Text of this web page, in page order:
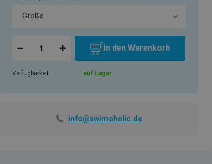
In den Warenkorb
Verfügbarkeit: auf Lager
info@swimaholic.de